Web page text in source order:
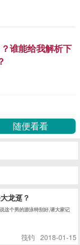
谁能给我解析下
龙趸？
这个男的游泳特别好,请大家记
筏钓 2018-01-15